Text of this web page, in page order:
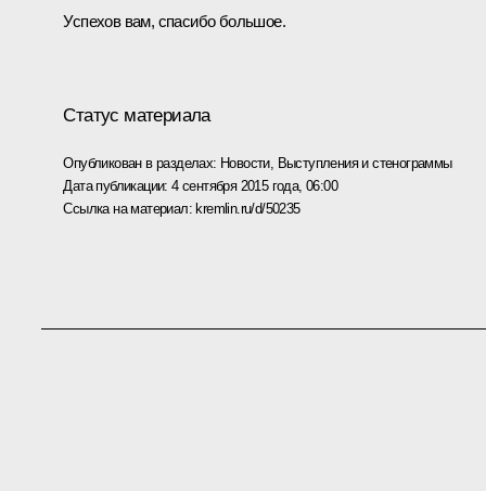
Успехов вам, спасибо большое.
Статус материала
Опубликован в разделах: Новости, Выступления и стенограммы
Дата публикации:4 сентября 2015 года, 06:00
Ссылка на материал: kremlin.ru/d/50235